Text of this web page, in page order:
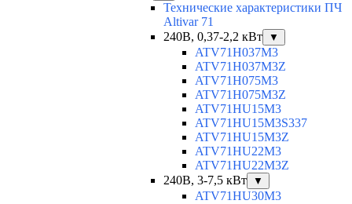
Технические характеристики ПЧ
Altivar 71
240В, 0,37-2,2 кВт
▼
ATV71H037M3
ATV71H037M3Z
ATV71H075M3
ATV71H075M3Z
ATV71HU15M3
ATV71HU15M3S337
ATV71HU15M3Z
ATV71HU22M3
ATV71HU22M3Z
240В, 3-7,5 кВт
▼
ATV71HU30M3